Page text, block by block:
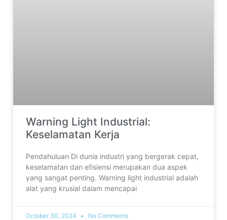
Warning Light Industrial:
Keselamatan Kerja
Pendahuluan Di dunia industri yang bergerak cepat,
keselamatan dan efisiensi merupakan dua aspek
yang sangat penting. Warning light industrial adalah
alat yang krusial dalam mencapai
October 30, 2024 No Comments